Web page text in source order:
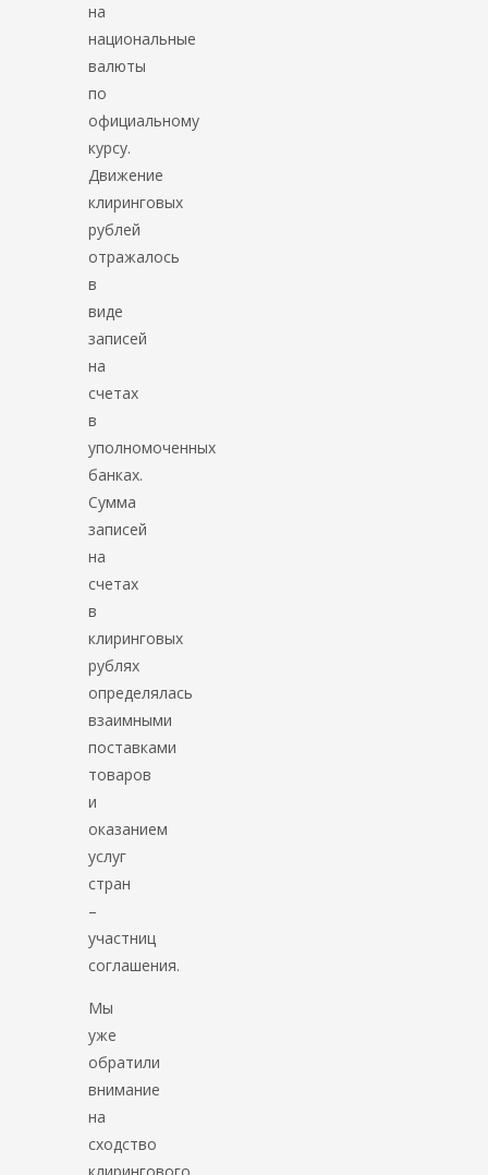
на
национальные
валюты
по
официальному
курсу.
Движение
клиринговых
рублей
отражалось
в
виде
записей
на
счетах
в
уполномоченных
банках.
Сумма
записей
на
счетах
в
клиринговых
рублях
определялась
взаимными
поставками
товаров
и
оказанием
услуг
стран
–
участниц
соглашения.
Мы
уже
обратили
внимание
на
сходство